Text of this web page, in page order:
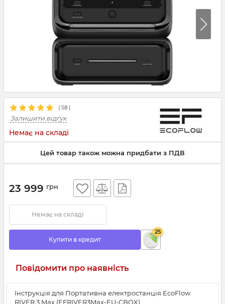
( 58 )
Залишити відгук
Немає на складі
Цей товар також можна придбати з ПДВ
Інструкція для Портативна електростанція EcoFlow
RIVER 3 Max (EFRIVER3Max-EU-CBOX)
23 999 грн
Немає на складі
Купити в кредит
25
Повідомити про наявність